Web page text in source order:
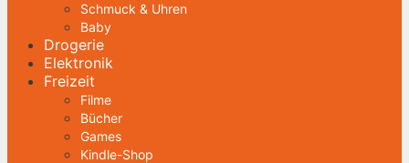
Schmuck & Uhren
Baby
Drogerie
Elektronik
Freizeit
Filme
Bücher
Games
Kindle-Shop